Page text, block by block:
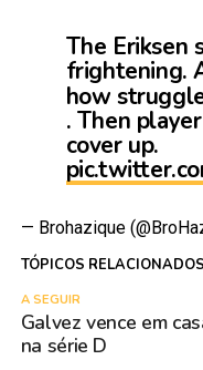
The Eriksen
frightening.
how
. Then
cover up.
— Brohazique
TÓPICOS
A SEGUIR
Galvez vence em
na série D